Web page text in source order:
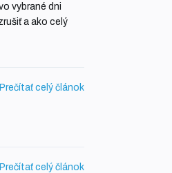
vybrané dni
a ako celý
Prečítať celý článok
Prečítať celý článok